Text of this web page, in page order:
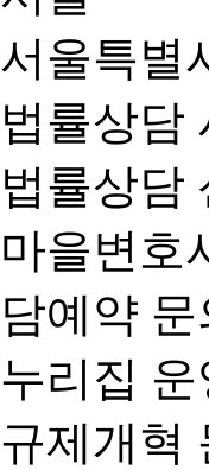
서울특별
법률상담
법률상담
마을변호
담예약 문
누리집
규제개혁